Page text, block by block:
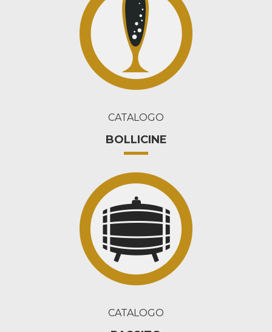
CATALOGO
BOLLICINE
CATALOGO